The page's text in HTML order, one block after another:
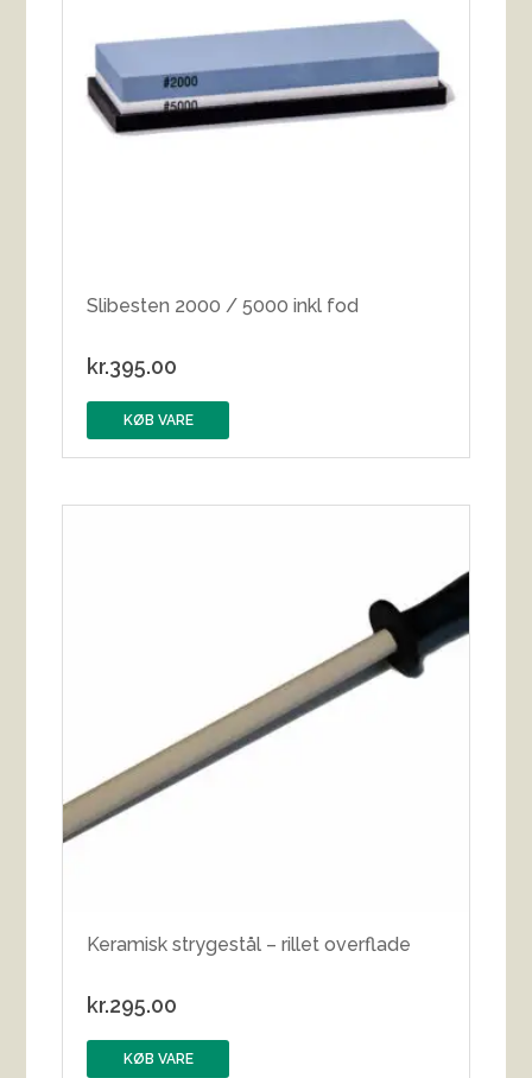
Slibesten 2000 / 5000 inkl fod
kr.395.00
KØB VARE
Keramisk strygestål – rillet overflade
kr.295.00
KØB VARE